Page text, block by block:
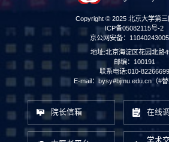
Copyright © 2025 北京大学第
ICP备05082115号-2
京公网安备：
地址:北京海淀区花园北路
邮编：100191
联系电话:010-82266699
E-mail：bysy#bjmu.edu.cn（#替
院长信箱 在线
学术